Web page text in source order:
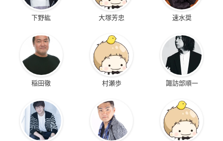
下野紘 大塚芳忠 速水奨
稲田徹 村瀬歩 諏訪部順一